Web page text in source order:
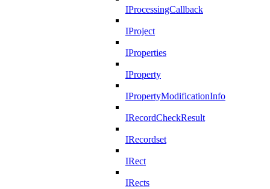
IProcessingCallback
IProject
IProperties
IProperty
IPropertyModificationInfo
IRecordCheckResult
IRecordset
IRect
IRects